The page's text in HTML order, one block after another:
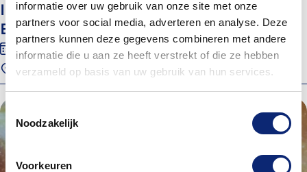
informatie over uw gebruik van onze site met onze
partners voor social media, adverteren en analyse. Deze
partners kunnen deze gegevens combineren met andere
informatie die u aan ze heeft verstrekt of die ze hebben
verzameld op basis van uw gebruik van hun services.
Toestemmingsselectie
Noodzakelijk
Voorkeuren
Inloop Kunst & Cultuur Zwijndrecht:
Beweeg mee
17 december 2026
09:30
Oude Raadhuis Zwijndrecht, Ruimte KunZt